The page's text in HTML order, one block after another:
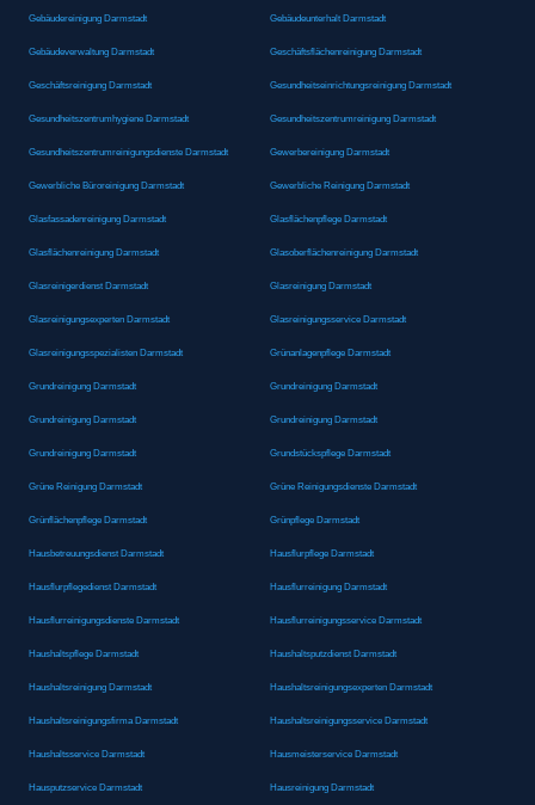
Gebäudereinigung Darmstadt Gebäudeunterhalt Darmstadt
Gebäudeverwaltung Darmstadt Geschäftsflächenreinigung Darmstadt
Geschäftsreinigung Darmstadt Gesundheitseinrichtungsreinigung Darmstadt
Gesundheitszentrumhygiene Darmstadt Gesundheitszentrumreinigung Darmstadt
Gesundheitszentrumreinigungsdienste Darmstadt Gewerbereinigung Darmstadt
Gewerbliche Büroreinigung Darmstadt Gewerbliche Reinigung Darmstadt
Glasfassadenreinigung Darmstadt Glasflächenpflege Darmstadt
Glasflächenreinigung Darmstadt Glasoberflächenreinigung Darmstadt
Glasreinigerdienst Darmstadt Glasreinigung Darmstadt
Glasreinigungsexperten Darmstadt Glasreinigungsservice Darmstadt
Glasreinigungsspezialisten Darmstadt Grünanlagenpflege Darmstadt
Grundreinigung Darmstadt Grundreinigung Darmstadt
Grundreinigung Darmstadt Grundreinigung Darmstadt
Grundreinigung Darmstadt Grundstückspflege Darmstadt
Grüne Reinigung Darmstadt Grüne Reinigungsdienste Darmstadt
Grünflächenpflege Darmstadt Grünpflege Darmstadt
Hausbetreuungsdienst Darmstadt Hausflurpflege Darmstadt
Hausflurpflegedienst Darmstadt Hausflurreinigung Darmstadt
Hausflurreinigungsdienste Darmstadt Hausflurreinigungsservice Darmstadt
Haushaltspflege Darmstadt Haushaltsputzdienst Darmstadt
Haushaltsreinigung Darmstadt Haushaltsreinigungsexperten Darmstadt
Haushaltsreinigungsfirma Darmstadt Haushaltsreinigungsservice Darmstadt
Haushaltsservice Darmstadt Hausmeisterservice Darmstadt
Hausputzservice Darmstadt Hausreinigung Darmstadt